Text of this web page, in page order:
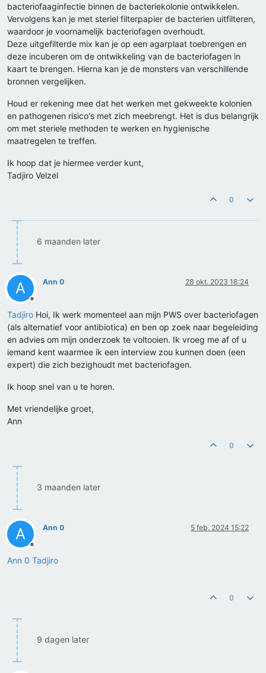
bacteriofaaginfectie binnen de bacteriekolonie ontwikkelen.
Vervolgens kan je met steriel filterpapier de bacterien uitfilteren,
waardoor je voornamelijk bacteriofagen overhoudt.
Deze uitgefilterde mix kan je op een agarplaat toebrengen en
deze incuberen om de ontwikkeling van de bacteriofagen in
kaart te brengen. Hierna kan je de monsters van verschillende
bronnen vergelijken.
Houd er rekening mee dat het werken met gekweekte kolonien
en pathogenen risico's met zich meebrengt. Het is dus belangrijk
om met steriele methoden te werken en hygienische
maatregelen te treffen.
Ik hoop dat je hiermee verder kunt,
Tadjiro Velzel
0
6 maanden later
A
Offline
Ann 0 28 okt. 2023 18:24
Tadjiro Hoi, Ik werk momenteel aan mijn PWS over bacteriofagen
(als alternatief voor antibiotica) en ben op zoek naar begeleiding
en advies om mijn onderzoek te voltooien. Ik vroeg me af of u
iemand kent waarmee ik een interview zou kunnen doen (een
expert) die zich bezighoudt met bacteriofagen.
Ik hoop snel van u te horen.
Met vriendelijke groet,
Ann
0
3 maanden later
A
Offline
Ann 0 5 feb. 2024 15:22
Ann 0 Tadjiro
0
9 dagen later